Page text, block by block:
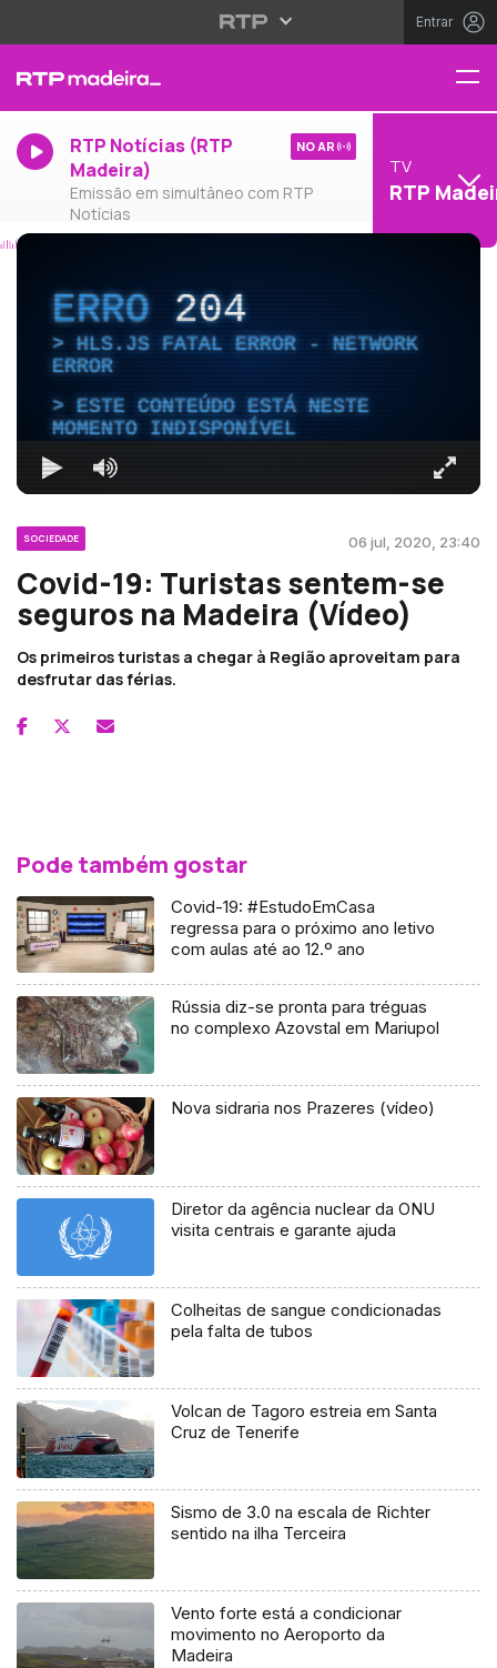
Entrar
RTP Notícias (RTP
Madeira)
Emissão em simultâneo com RTP
Notícias
NO AR
TV
RTP
ERRO204
HLS.JS FATAL ERROR - NETWORK
ERROR
ESTE CONTEÚDO ESTÁ NESTE
MOMENTO INDISPONÍVEL
SOCIEDADE 06 jul, 2020, 23:40
Covid-19: Turistas sentem-se
seguros na Madeira (Vídeo)
Os primeiros turistas a chegar à Região aproveitam para
desfrutar das férias.
Pode também gostar
Covid-19: #EstudoEmCasa
regressa para o próximo ano letivo
com aulas até ao 12.º ano
Rússia diz-se pronta para tréguas
no complexo Azovstal em Mariupol
Nova sidraria nos Prazeres (vídeo)
Diretor da agência nuclear da ONU
visita centrais e garante ajuda
Colheitas de sangue condicionadas
pela falta de tubos
Volcan de Tagoro estreia em Santa
Cruz de Tenerife
Sismo de 3.0 na escala de Richter
sentido na ilha Terceira
Vento forte está a condicionar
movimento no Aeroporto da
Madeira